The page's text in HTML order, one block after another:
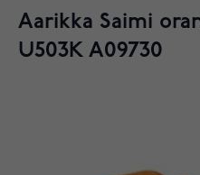
Aarikka Saimi
U503K A09730